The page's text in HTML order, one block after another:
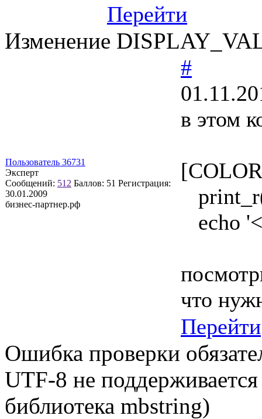
Перейти
Изменение
Пользователь 36731
Эксперт
Сообщений: 512 Баллов: 51 Регистрация:
30.01.2009
бизнес-партнер.рф
#
в этом
echo
что
Перейти
Ошибка проверки
UTF-8 не
библиотека mbstring)